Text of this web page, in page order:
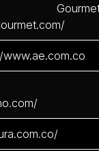
www.ae.com.co